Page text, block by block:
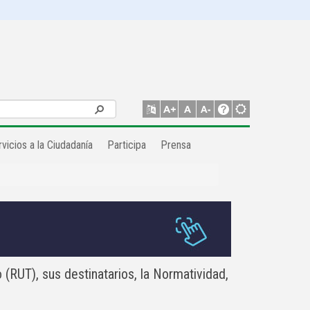
a la Ciudadanía Participa Prensa
(RUT), sus destinatarios, la Normatividad,